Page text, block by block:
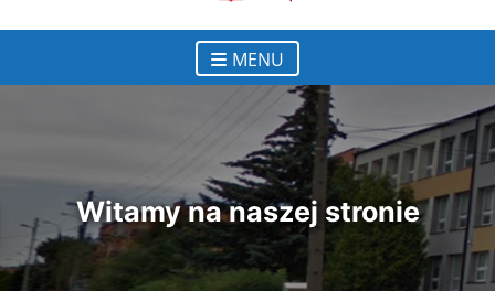
MENU
Witamy na naszej stronie